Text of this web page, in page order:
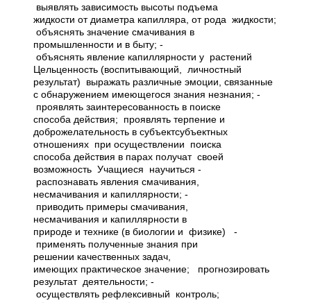
выявлять зависимость высоты подъема
жидкости от диаметра капилляра, от рода жидкости;
­ объяснять значение смачивания в
промышленности и в быту; ­
объяснять явление капиллярности у растений
Цель­ценность (воспитывающий, личностный
результат) ­ выражать различные эмоции, связанные
с обнаружением имеющегося знания­ незнания; ­
проявлять заинтересованность в поиске
способа действия; ­ проявлять терпение и
доброжелательность в субъект­субъектных
отношениях при осуществлении поиска
способа действия в парах получат своей
возможность Учащиеся научиться ­
распознавать явления смачивания,
несмачивания и капиллярности; ­
приводить примеры смачивания,
несмачивания и капиллярности в
природе и технике (в биологии и физике) ­
применять полученные знания при
решении качественных задач,
имеющих практическое значение; ­ прогнозировать
результат деятельности; ­
осуществлять рефлексивный контроль; ­